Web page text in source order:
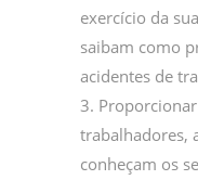
exercício da
saibam como
acidentes de
3.
trabalhadores,
conheçam os